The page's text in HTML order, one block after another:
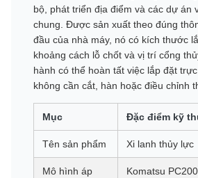
bộ, phát triển địa điểm và các dự án
chung. Được sản xuất theo đúng
đầu của nhà máy, nó có kích thước
khoảng cách lỗ chốt và vị trí cổng
hành có thể hoàn tất việc lắp đặt
không cần cắt, hàn hoặc điều chỉnh
Mục Đặc điểm kỹ
Tên sản phẩm Xi lanh thủy lực
Mô hình áp
Komatsu